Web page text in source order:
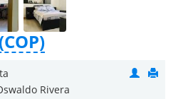
Rivera